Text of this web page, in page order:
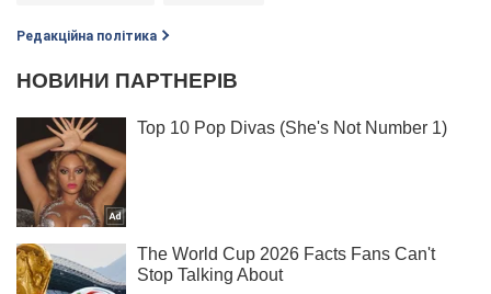
Редакційна політика